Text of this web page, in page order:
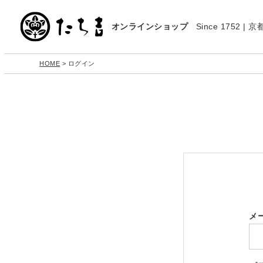
オンラインショップ Since 1752 | 京
HOME ログイン
メ